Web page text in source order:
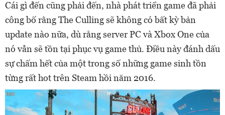
Cái gì đến cũng phải đến, nhà phát triển game đã phải
công bố rằng The Culling sẽ không có bất kỳ bản
update nào nữa, dù rằng server PC và Xbox One của
nó vẫn sẽ tồn tại phục vụ game thủ. Điều này đánh dấu
sự chấm hết của một trong số những game sinh tồn
từng rất hot trên Steam hồi năm 2016.